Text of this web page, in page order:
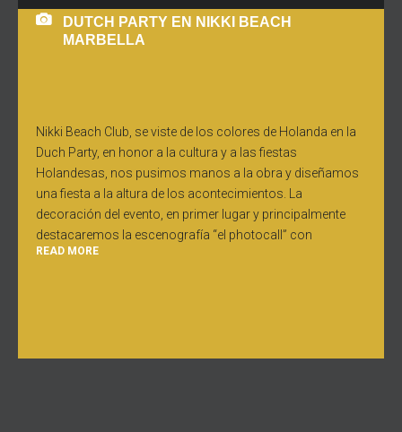
DUTCH PARTY EN NIKKI BEACH
MARBELLA
Nikki Beach Club, se viste de los colores de Holanda en la
Duch Party, en honor a la cultura y a las fiestas
Holandesas, nos pusimos manos a la obra y diseñamos
una fiesta a la altura de los acontecimientos. La
decoración del evento, en primer lugar y principalmente
destacaremos la escenografía “el photocall” con
READ MORE